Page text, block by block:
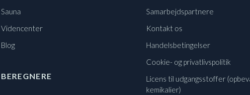
Sauna
Videncenter
Blog
BEREGNERE
Samarbejdspartnere
Kontakt os
Handelsbetingelser
Cookie- og privatlivspolitik
Licens til udgangsstoffer
kemikalier)